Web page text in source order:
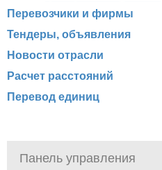
Перевозчики и фирмы
Тендеры, объявления
Новости отрасли
Расчет расстояний
Перевод единиц
Панель управления